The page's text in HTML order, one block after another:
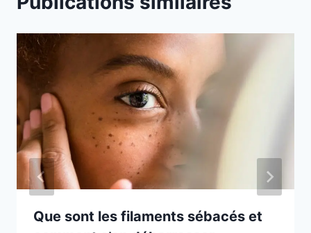
Que sont les filaments sébacés et